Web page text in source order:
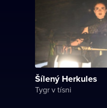
Šílený Herkules
Tygr v tísni